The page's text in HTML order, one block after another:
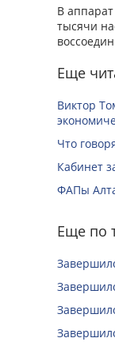
В
тысячи
Еще
Виктор
Что
Кабинет
ФАПы
Еще по